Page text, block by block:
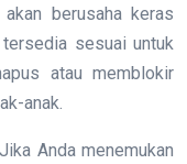
berusaha keras
sesuai untuk
atau memblokir
anak.
Anda menemukan